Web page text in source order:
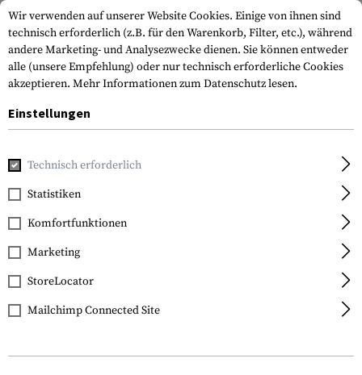
Home Bekleidung Shirts Cold WX
Arc'teryx
Cold WX Zip Neck AR
Men's Wool
Wir verwenden auf unserer Website Cookies. Einige von ihnen sind
technisch erforderlich (z.B. für den Warenkorb, Filter, etc.), während
andere Marketing- und Analysezwecke dienen. Sie können entweder
alle (unsere Empfehlung) oder nur technisch erforderliche Cookies
akzeptieren. Mehr Informationen zum Datenschutz lesen.
Einstellungen
Technisch erforderlich
Statistiken
Komfortfunktionen
Marketing
StoreLocator
Mailchimp Connected Site